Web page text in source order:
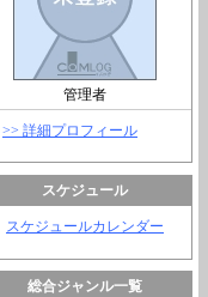
管理者
>> 詳細プロフィール
スケジュール
スケジュールカレンダー
総合ジャンル一覧